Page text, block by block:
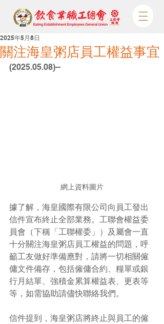
關注海皇粥店員工權益事宜
2025年5月8日
(2025.05.08)--
網上資料圖片
據了解，海皇國際有限公司向員工發出
信件宣布終止全部業務。工聯會權益委
員會（下稱「工聯權委」）及屬會一直
十分關注海皇粥店員工權益的問題，呼
籲工友做好準備應對，請將一切相關僱
傭文件備存，包括僱傭合約、糧單或銀
行月結單、強積金累算權益表、更表等
等，如需協助請儘快聯絡我們。
信件提到，海皇粥店將終止與員工的僱